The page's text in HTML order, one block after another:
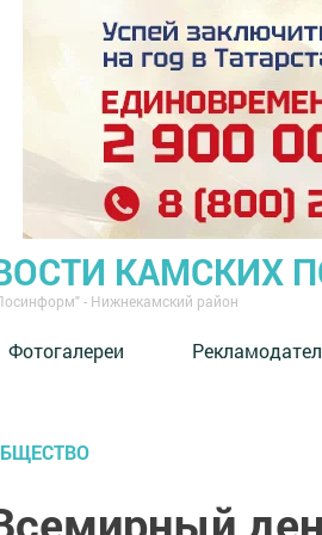
КАМСКИХ
- Нижнекамский район
Фотогалереи